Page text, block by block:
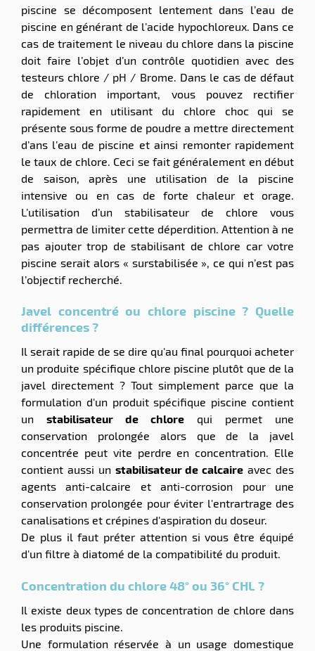
piscine se décomposent lentement dans l’eau de
piscine en générant de l’acide hypochloreux. Dans ce
cas de traitement le niveau du chlore dans la piscine
doit faire l’objet d’un contrôle quotidien avec des
testeurs chlore / pH / Brome. Dans le cas de défaut
de chloration important, vous pouvez rectifier
rapidement en utilisant du chlore choc qui se
présente sous forme de poudre a mettre directement
d’ans l’eau de piscine et ainsi remonter rapidement
le taux de chlore. Ceci se fait généralement en début
de saison, après une utilisation de la piscine
intensive ou en cas de forte chaleur et orage.
L’utilisation d’un stabilisateur de chlore vous
permettra de limiter cette déperdition. Attention à ne
pas ajouter trop de stabilisant de chlore car votre
piscine serait alors « surstabilisée », ce qui n’est pas
l’objectif recherché.
Javel concentré ou chlore piscine ? Quelle
différences ?
Il serait rapide de se dire qu'au final pourquoi acheter
un produite spécifique chlore piscine plutôt que de la
javel directement ? Tout simplement parce que la
formulation d'un produit spécifique piscine contient
un stabilisateur de chlore qui permet une
conservation prolongée alors que de la javel
concentrée peut vite perdre en concentration. Elle
contient aussi un stabilisateur de calcaire avec des
agents anti-calcaire et anti-corrosion pour une
conservation prolongée pour éviter l'entrartrage des
canalisations et crépines d'aspiration du doseur.
De plus il faut préter attention si vous être équipé
d'un filtre à diatomé de la compatibilité du produit.
Concentration du chlore 48° ou 36° CHL ?
Il existe deux types de concentration de chlore dans
les produits piscine.
Une formulation réservée à un usage domestique